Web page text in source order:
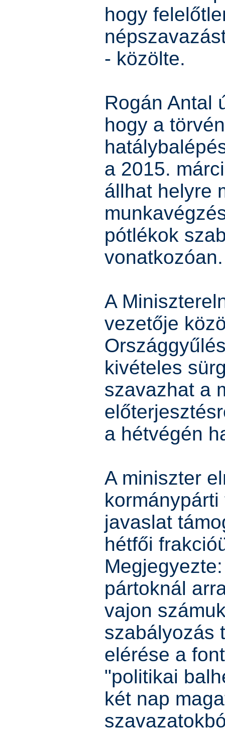
hogy
- közölte.
Rogán Antal
hogy a
a 2015.
állhat helyre
pótlékok
vonatkozóan.
A
vezetője
kivételes
szavazhat a
a hétvégén
A miniszter
javaslat
hétfői
pártoknál
vajon
szabályozás
elérése a
"politikai
két nap